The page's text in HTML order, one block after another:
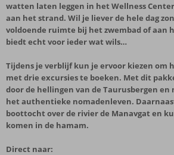
watten laten leggen in het Wellness
aan het strand. Wil je liever de hele dag
voldoende ruimte bij het zwembad of aan
biedt echt voor ieder wat wils…
Tijdens je verblijf kun je ervoor kiezen om
met drie excursies te boeken. Met dit
door de hellingen van de Taurusbergen en
het authentieke nomadenleven.
boottocht over de rivier de Manavgat en
komen in de hamam.
Direct naar: